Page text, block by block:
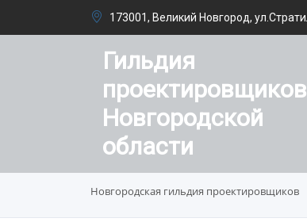
173001, Великий Новгород,
Гильдия
проектировщиков
Новгородской
области
Новгородская гильдия проектировщиков